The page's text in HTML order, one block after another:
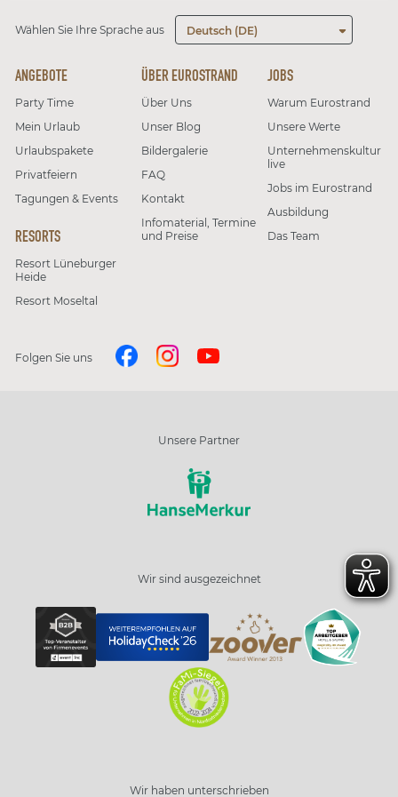
Wählen Sie Ihre Sprache aus Deutsch (DE)
ANGEBOTE
Party Time
Mein Urlaub
Urlaubspakete
Privatfeiern
Tagungen & Events
RESORTS
Resort Lüneburger
Heide
Resort Moseltal
ÜBER EUROSTRAND
Über Uns
Unser Blog
Bildergalerie
FAQ
Kontakt
Infomaterial, Termine
und Preise
JOBS
Warum Eurostrand
Unsere Werte
Unternehmenskultur
live
Jobs im Eurostrand
Ausbildung
Das Team
Folgen Sie uns
Unsere Partner
Wir sind ausgezeichnet
Wir haben unterschrieben